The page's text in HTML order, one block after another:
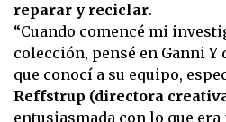
reparar y reciclar.
“Cuando comencé mi
colección, pensé en Ganni Y
que conocí a su equipo,
Reffstrup (directora
entusiasmada con lo que era